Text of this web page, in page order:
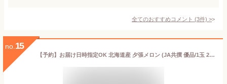
全てのおすすめコメント (3件) >
no. 15
【予約】お届け日時指定OK 北海道産 夕張メロン (JA共撰 優品/1玉 2.0kg/冷蔵便) お中元 熨斗OK JA夕張市 GI 1玉 2玉 3玉 5玉 赤肉メロン 夏ギフト 暑中見舞い ギフト 贈り物 お祝い 内祝い ご家庭用 北海道 果物 フルーツ 北海道直送 送料無料 お取り寄せ